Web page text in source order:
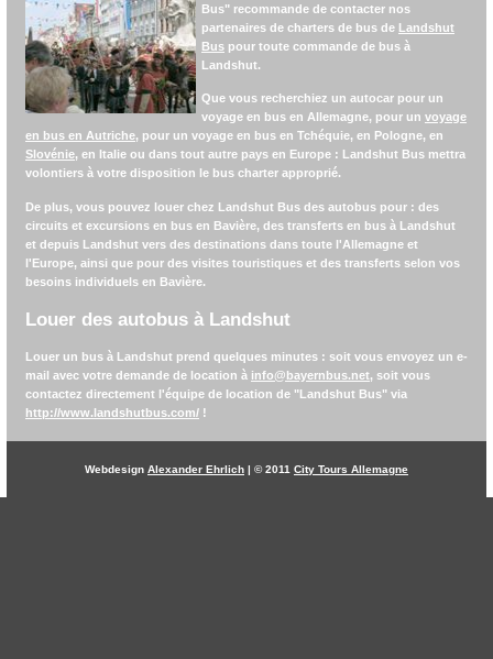
Bus" recommande de contacter nos
partenaires de charters de bus de Landshut
Bus pour toute commande de bus à
Landshut.
Que vous recherchiez un autocar pour un
voyage en bus en Allemagne, pour un voyage
en bus en Autriche, pour un voyage en bus en Tchéquie, en Pologne, en
Slovénie, en Italie ou dans tout autre pays en Europe : Landshut Bus mettra
volontiers à votre disposition le bus charter approprié.
De plus, vous pouvez louer chez Landshut Bus des autobus pour : des
circuits et excursions en bus en Bavière, des transferts en bus à Landshut
et depuis Landshut vers des destinations dans toute l'Allemagne et
l'Europe, ainsi que pour des visites touristiques et des transferts selon vos
besoins individuels en Bavière.
Louer des autobus à Landshut
Louer un bus à Landshut prend quelques minutes : soit vous envoyez un e-
mail avec votre demande de location à info@bayernbus.net, soit vous
contactez directement l'équipe de location de "Landshut Bus" via
http://www.landshutbus.com/ !
Webdesign Alexander Ehrlich | © 2011 City Tours Allemagne